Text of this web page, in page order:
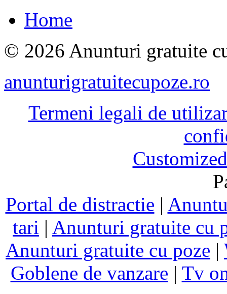
Home
© 2026 Anunturi gratuite
anunturigratuitecupoze.ro
Termeni legali de
Portal de distractie |
tari | Anunturi gratuite cu
Anunturi gratuite cu poze |
Goblene de vanzare | Tv